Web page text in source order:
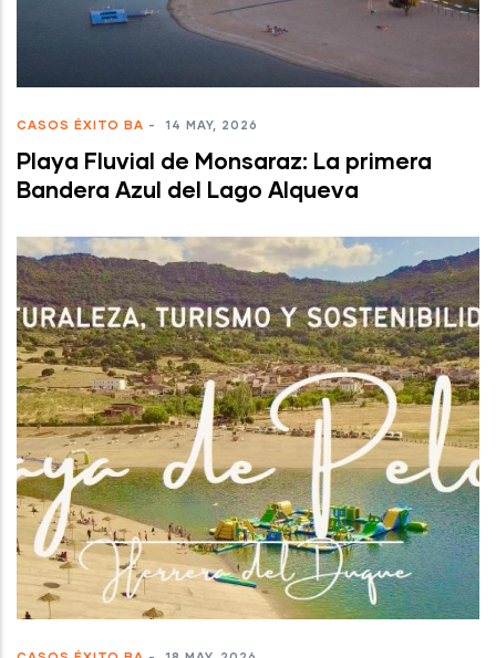
CASOS ÉXITO BA - 14 MAY, 2026
Playa Fluvial de Monsaraz: La primera
Bandera Azul del Lago Alqueva